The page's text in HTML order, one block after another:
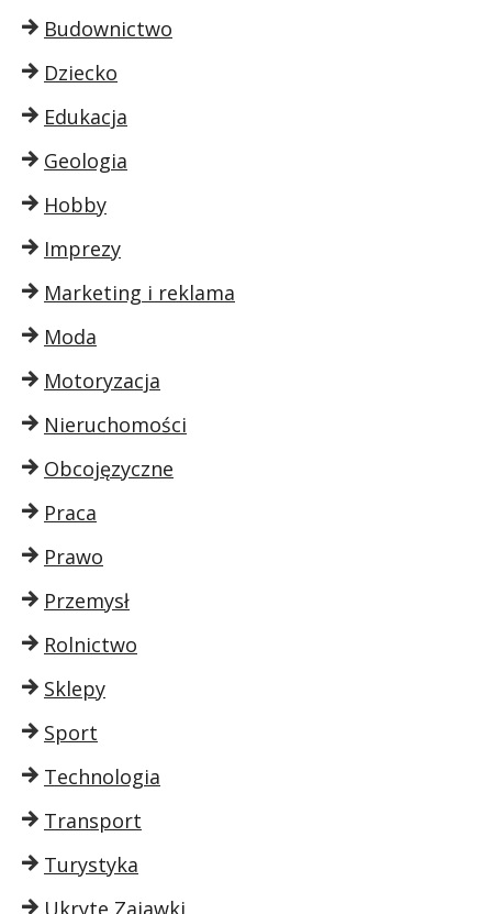
Budownictwo
Dziecko
Edukacja
Geologia
Hobby
Imprezy
Marketing i reklama
Moda
Motoryzacja
Nieruchomości
Obcojęzyczne
Praca
Prawo
Przemysł
Rolnictwo
Sklepy
Sport
Technologia
Transport
Turystyka